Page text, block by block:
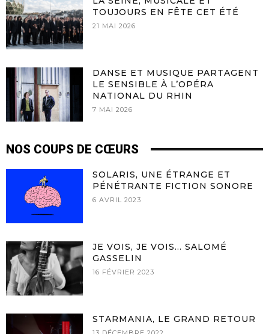
TOUJOURS EN FÊTE CET ÉTÉ
21 MAI 2026
DANSE ET MUSIQUE PARTAGENT
LE SENSIBLE À L’OPÉRA
NATIONAL DU RHIN
7 MAI 2026
NOS COUPS DE CŒURS
SOLARIS, UNE ÉTRANGE ET
PÉNÉTRANTE FICTION SONORE
6 AVRIL 2023
JE VOIS, JE VOIS… SALOMÉ
GASSELIN
16 FÉVRIER 2023
STARMANIA, LE GRAND RETOUR